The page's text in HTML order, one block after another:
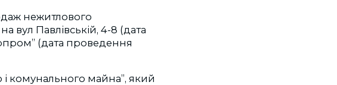
нежитлового
вул Павлівській, 4-8 (дата
(дата проведення
комунального майна”, який